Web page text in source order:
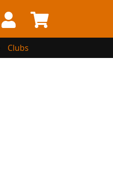
Clubs